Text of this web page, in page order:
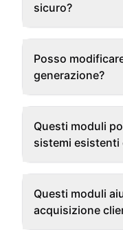
sicuro?
Posso
generazione?
Questi moduli
sistemi esistenti
Questi moduli
acquisizione